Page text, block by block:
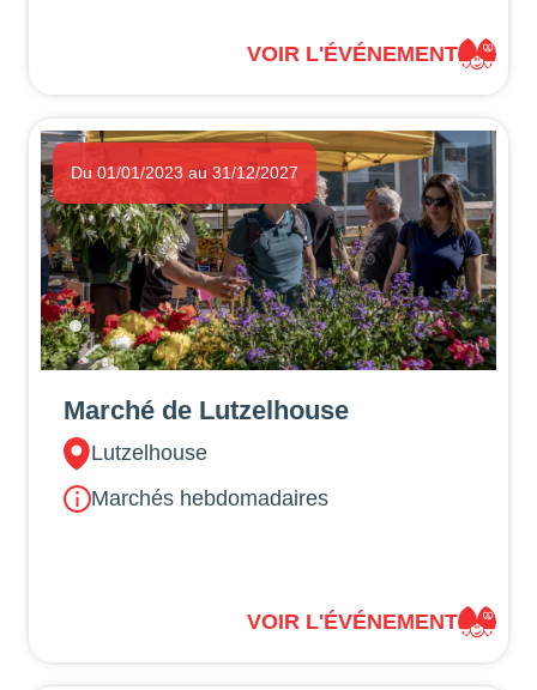
VOIR L'ÉVÉNEMENT
Du 01/01/2023 au 31/12/2027
Marché de Lutzelhouse
Lutzelhouse
Marchés hebdomadaires
VOIR L'ÉVÉNEMENT